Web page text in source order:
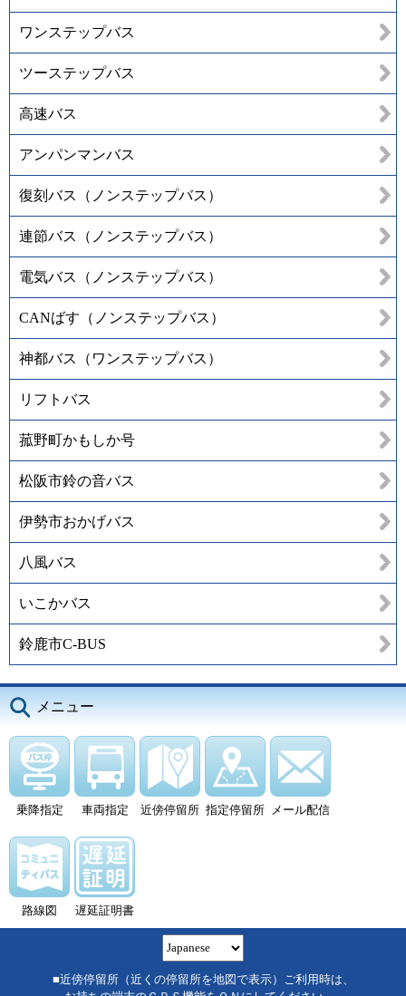
ワンステップバス
ツーステップバス
高速バス
アンパンマンバス
復刻バス（ノンステップバス）
連節バス（ノンステップバス）
電気バス（ノンステップバス）
CANばす（ノンステップバス）
神都バス（ワンステップバス）
リフトバス
菰野町かもしか号
松阪市鈴の音バス
伊勢市おかげバス
八風バス
いこかバス
鈴鹿市C-BUS
メニュー
乗降指定 車両指定 近傍停留所 指定停留所 メール配信
路線図 遅延証明書
■近傍停留所（近くの停留所を地図で表示）ご利用時は、